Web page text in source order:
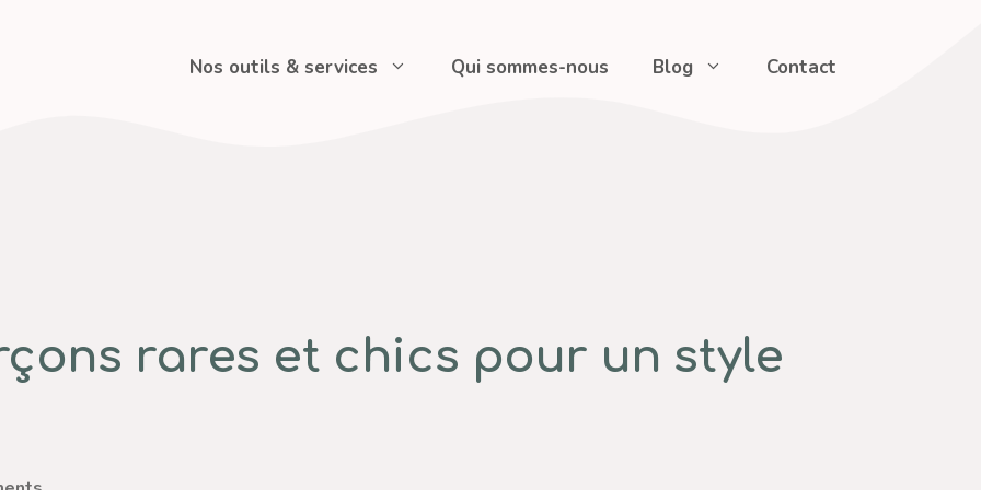
Nos outils & services Qui sommes-nous Blog Contact
rares et chics pour un style